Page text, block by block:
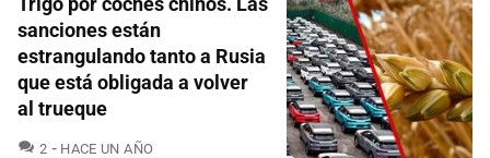
sanciones están
estrangulando tanto a Rusia
que está obligada a volver
al trueque
2 COMENTARIOS
HACE UN AÑO